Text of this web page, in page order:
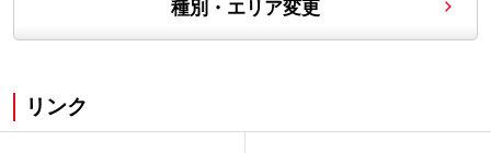
種別・エリア変更
リンク